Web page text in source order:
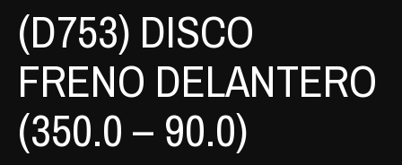
(D753) DISCO
FRENO DELANTERO
(350.0 – 90.0)